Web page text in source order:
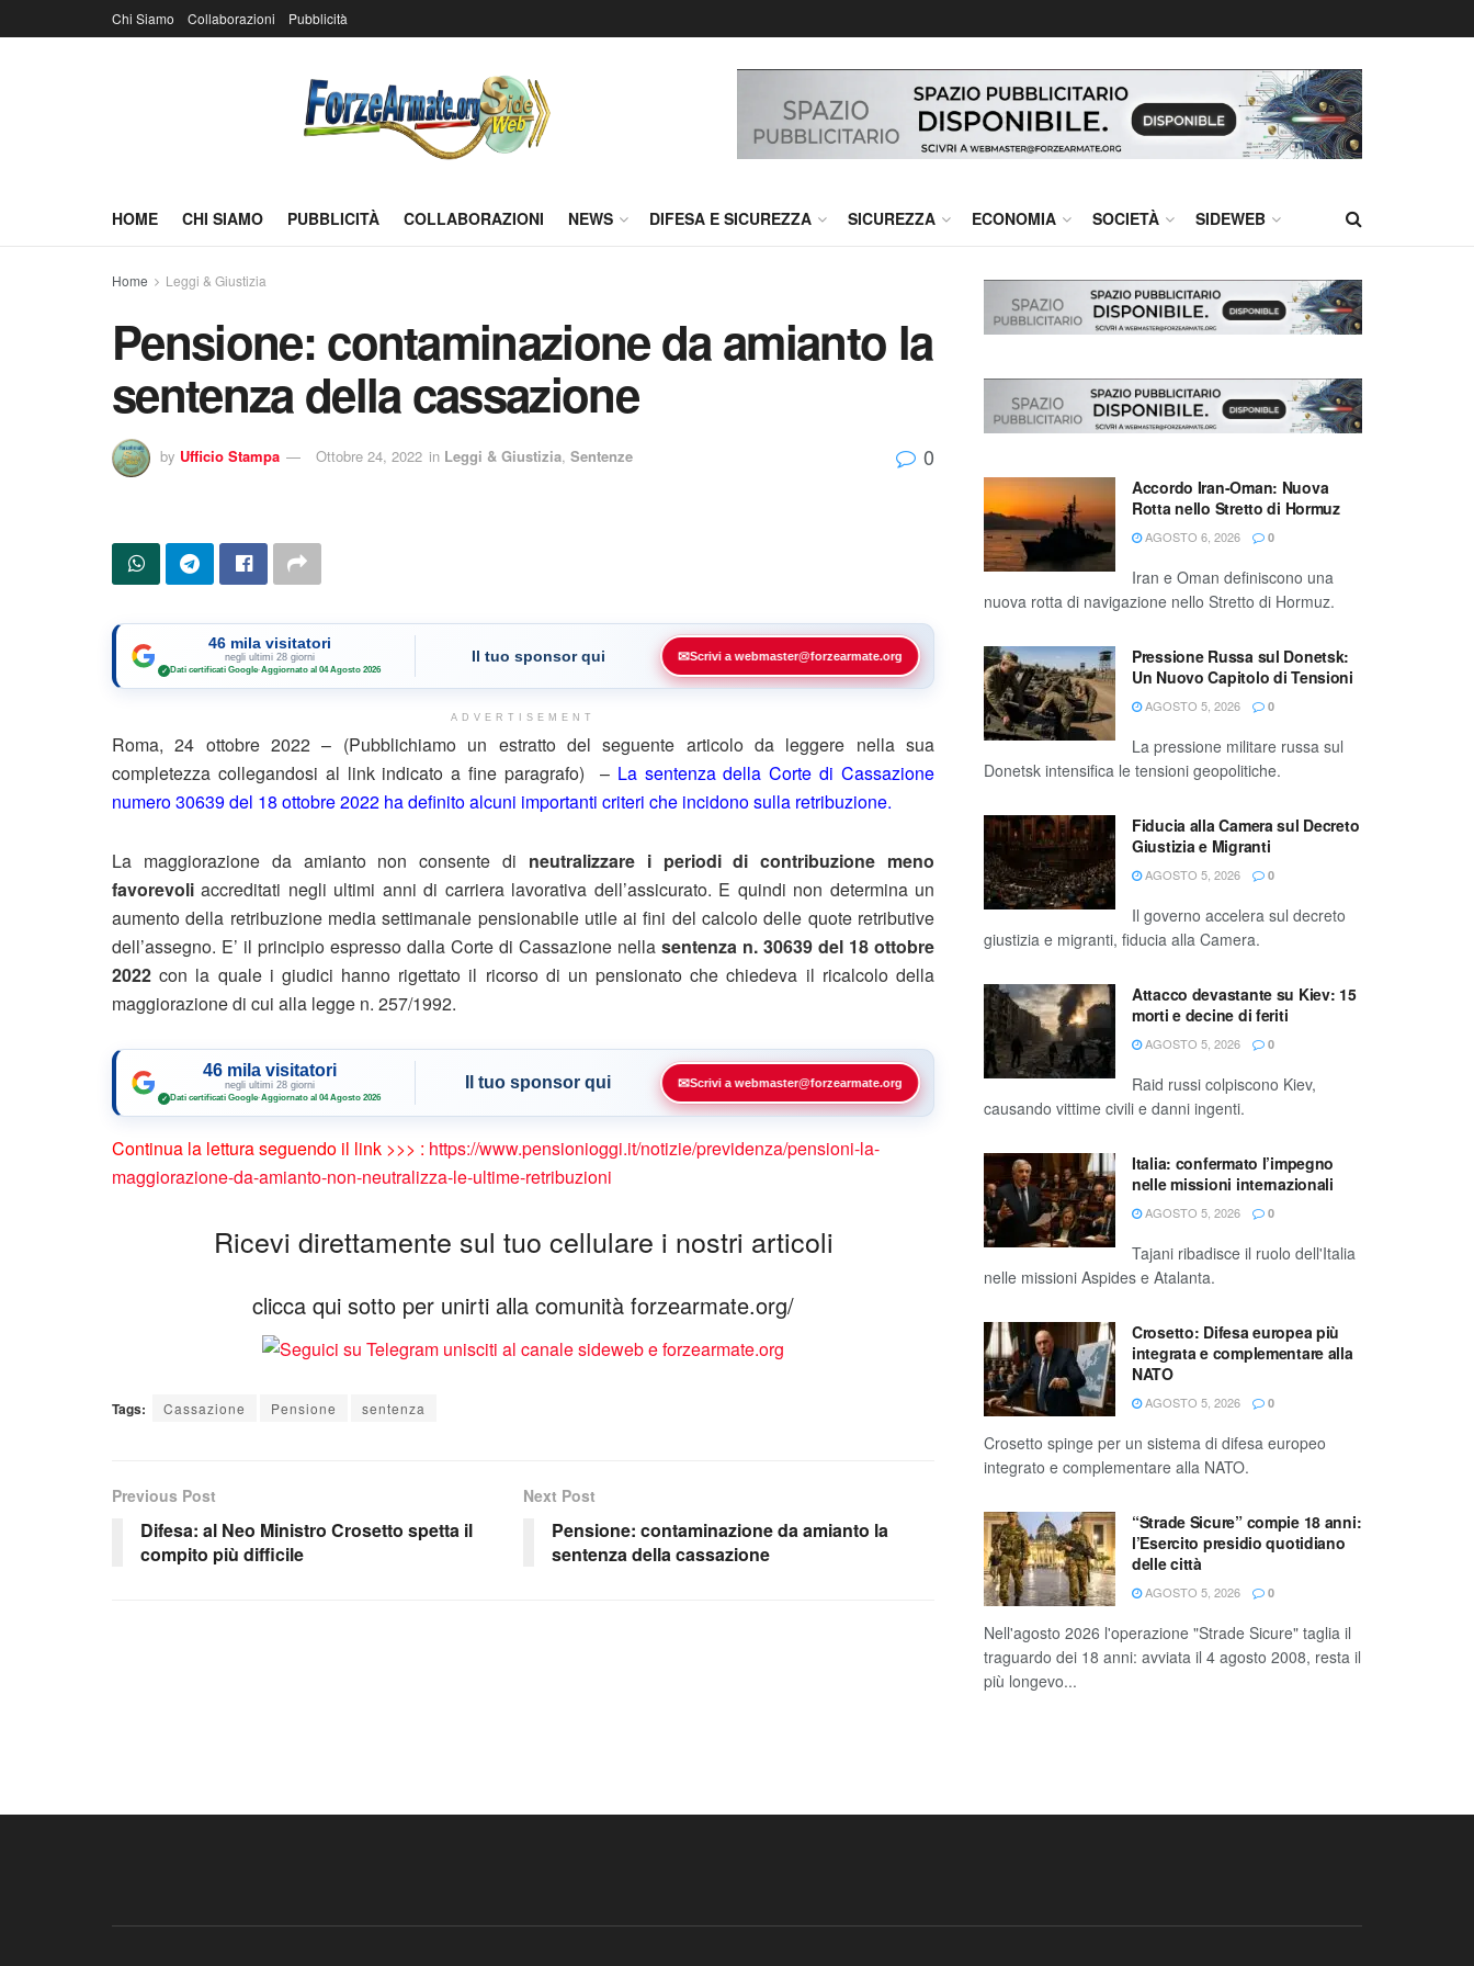
Chi Siamo Collaborazioni Pubblicità
HOME CHI SIAMO PUBBLICITÀ COLLABORAZIONI NEWS DIFESA E SICUREZZA SICUREZZA ECONOMIA SOCIETÀ SIDEWEB
Home Leggi & Giustizia
Pensione: contaminazione da amianto la
sentenza della cassazione
by Ufficio Stampa Ottobre 24, 2022 in Leggi & Giustizia, Sentenze 0
46 mila visitatori
negli ultimi 28 giorni
✓ Dati certificati Google·Aggiornato al 04 Agosto 2026
Il tuo sponsor qui ✉Scrivi a webmaster@forzearmate.org
ADVERTISEMENT
Roma, 24 ottobre 2022 – (Pubblichiamo un estratto del seguente articolo da leggere nella sua
completezza collegandosi al link indicato a fine paragrafo) – La sentenza della Corte di Cassazione
numero 30639 del 18 ottobre 2022 ha definito alcuni importanti criteri che incidono sulla retribuzione.
La maggiorazione da amianto non consente di neutralizzare i periodi di contribuzione meno
favorevoli accreditati negli ultimi anni di carriera lavorativa dell’assicurato. E quindi non determina un
aumento della retribuzione media settimanale pensionabile utile ai fini del calcolo delle quote retributive
dell’assegno. E’ il principio espresso dalla Corte di Cassazione nella sentenza n. 30639 del 18 ottobre
2022 con la quale i giudici hanno rigettato il ricorso di un pensionato che chiedeva il ricalcolo della
maggiorazione di cui alla legge n. 257/1992.
46 mila visitatori
negli ultimi 28 giorni
✓ Dati certificati Google·Aggiornato al 04 Agosto 2026
Il tuo sponsor qui ✉Scrivi a webmaster@forzearmate.org
Continua la lettura seguendo il link >>> : https://www.pensionioggi.it/notizie/previdenza/pensioni-la-
maggiorazione-da-amianto-non-neutralizza-le-ultime-retribuzioni
Ricevi direttamente sul tuo cellulare i nostri articoli
clicca qui sotto per unirti alla comunità forzearmate.org/
Tags: Cassazione Pensione sentenza
Previous Post
Difesa: al Neo Ministro Crosetto spetta il
compito più difficile
Next Post
Pensione: contaminazione da amianto la
sentenza della cassazione
Accordo Iran-Oman: Nuova
Rotta nello Stretto di Hormuz
AGOSTO 6, 2026 0
Iran e Oman definiscono una
nuova rotta di navigazione nello Stretto di Hormuz.
Pressione Russa sul Donetsk:
Un Nuovo Capitolo di Tensioni
AGOSTO 5, 2026 0
La pressione militare russa sul
Donetsk intensifica le tensioni geopolitiche.
Fiducia alla Camera sul Decreto
Giustizia e Migranti
AGOSTO 5, 2026 0
Il governo accelera sul decreto
giustizia e migranti, fiducia alla Camera.
Attacco devastante su Kiev: 15
morti e decine di feriti
AGOSTO 5, 2026 0
Raid russi colpiscono Kiev,
causando vittime civili e danni ingenti.
Italia: confermato l’impegno
nelle missioni internazionali
AGOSTO 5, 2026 0
Tajani ribadisce il ruolo dell'Italia
nelle missioni Aspides e Atalanta.
Crosetto: Difesa europea più
integrata e complementare alla
NATO
AGOSTO 5, 2026 0
Crosetto spinge per un sistema di difesa europeo
integrato e complementare alla NATO.
“Strade Sicure” compie 18 anni:
l’Esercito presidio quotidiano
delle città
AGOSTO 5, 2026 0
Nell'agosto 2026 l'operazione "Strade Sicure" taglia il
traguardo dei 18 anni: avviata il 4 agosto 2008, resta il
più longevo...